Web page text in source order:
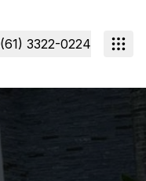
(61) 3322-0224